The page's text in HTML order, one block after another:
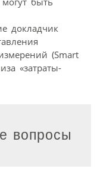
докладчик
(Smart
«затраты-
вопросы